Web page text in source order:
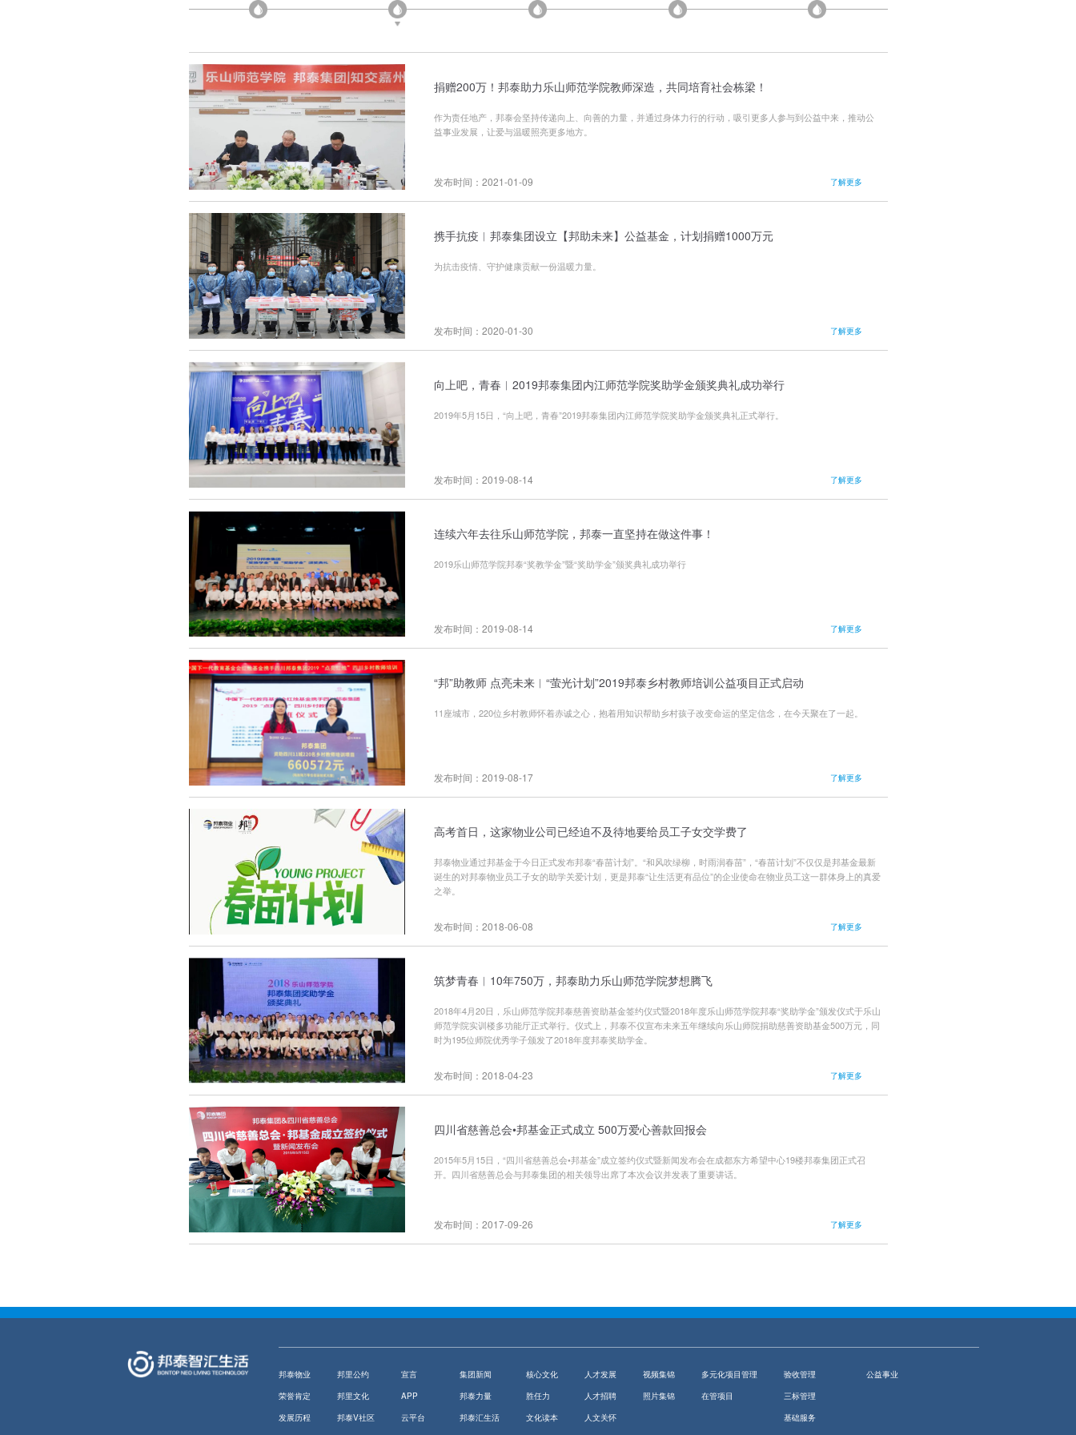
捐赠200万！邦泰助力乐山师范学院教师深造，共同培育社会栋梁！
作为责任地产，邦泰会坚持传递向上、向善的力量，并通过身体力行的行动，吸引更多人参与到公益中来，推动公
益事业发展，让爱与温暖照亮更多地方。
发布时间：2021-01-09 了解更多
携手抗疫︱邦泰集团设立【邦助未来】公益基金，计划捐赠1000万元
为抗击疫情、守护健康贡献一份温暖力量。
发布时间：2020-01-30 了解更多
向上吧，青春︱2019邦泰集团内江师范学院奖助学金颁奖典礼成功举行
2019年5月15日，“向上吧，青春”2019邦泰集团内江师范学院奖助学金颁奖典礼正式举行。
发布时间：2019-08-14 了解更多
连续六年去往乐山师范学院，邦泰一直坚持在做这件事！
2019乐山师范学院邦泰“奖教学金”暨“奖助学金”颁奖典礼成功举行
发布时间：2019-08-14 了解更多
“邦”助教师 点亮未来︱“萤光计划”2019邦泰乡村教师培训公益项目正式启动
11座城市，220位乡村教师怀着赤诚之心，抱着用知识帮助乡村孩子改变命运的坚定信念，在今天聚在了一起。
发布时间：2019-08-17 了解更多
高考首日，这家物业公司已经迫不及待地要给员工子女交学费了
邦泰物业通过邦基金于今日正式发布邦泰“春苗计划”。“和风吹绿柳，时雨润春苗”，“春苗计划”不仅仅是邦基金最新
诞生的对邦泰物业员工子女的助学关爱计划，更是邦泰“让生活更有品位”的企业使命在物业员工这一群体身上的真爱
之举。
发布时间：2018-06-08 了解更多
筑梦青春︱10年750万，邦泰助力乐山师范学院梦想腾飞
2018年4月20日，乐山师范学院邦泰慈善资助基金签约仪式暨2018年度乐山师范学院邦泰“奖助学金”颁发仪式于乐山
师范学院实训楼多功能厅正式举行。仪式上，邦泰不仅宣布未来五年继续向乐山师院捐助慈善资助基金500万元，同
时为195位师院优秀学子颁发了2018年度邦泰奖助学金。
发布时间：2018-04-23 了解更多
四川省慈善总会•邦基金正式成立 500万爱心善款回报会
2015年5月15日，“四川省慈善总会•邦基金”成立签约仪式暨新闻发布会在成都东方希望中心19楼邦泰集团正式召
开。四川省慈善总会与邦泰集团的相关领导出席了本次会议并发表了重要讲话。
发布时间：2017-09-26 了解更多
邦泰物业
荣誉肯定
发展历程
邦里公约
邦里文化
邦泰V社区
宣言
APP
云平台
集团新闻
邦泰力量
邦泰汇生活
核心文化
胜任力
文化读本
人才发展
人才招聘
人文关怀
视频集锦
照片集锦
多元化项目管理
在管项目
验收管理
三标管理
基础服务
公益事业